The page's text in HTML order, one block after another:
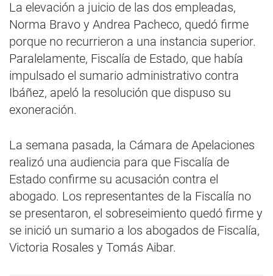
La elevación a juicio de las dos empleadas,
Norma Bravo y Andrea Pacheco, quedó firme
porque no recurrieron a una instancia superior.
Paralelamente, Fiscalía de Estado, que había
impulsado el sumario administrativo contra
Ibáñez, apeló la resolución que dispuso su
exoneración.
La semana pasada, la Cámara de Apelaciones
realizó una audiencia para que Fiscalía de
Estado confirme su acusación contra el
abogado. Los representantes de la Fiscalía no
se presentaron, el sobreseimiento quedó firme y
se inició un sumario a los abogados de Fiscalía,
Victoria Rosales y Tomás Aibar.